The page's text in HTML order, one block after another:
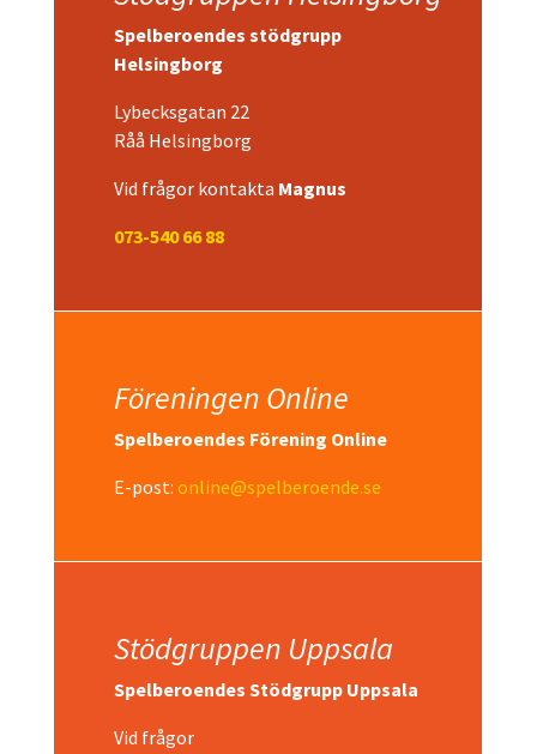
Spelberoendes stödgrupp
Helsingborg
Lybecksgatan 22
Råå Helsingborg
Vid frågor kontakta Magnus
073-540 66 88
Föreningen Online
Spelberoendes Förening Online
E-post: online@spelberoende.se
Stödgruppen Uppsala
Spelberoendes Stödgrupp Uppsala
Vid frågor